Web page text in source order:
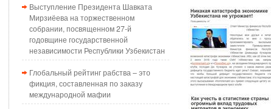
Выступление Президента Шавката
Мирзиёева на торжественном
собрании, посвященном 27-й
годовщине государственной
независимости Республики Узбекистан
Глобальный рейтинг рабства – это
фикция, составленная по заказу
международной мафии